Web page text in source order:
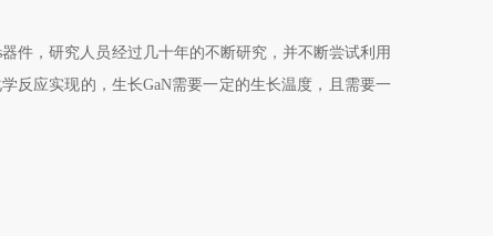
器件，研究人员经过几十年的不断研究，并不断尝试利用
反应实现的，生长GaN需要一定的生长温度，且需要一